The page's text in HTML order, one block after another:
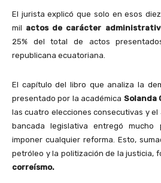
El jurista explicó que solo en esos
mil actos de carácter
25% del total de actos
republicana ecuatoriana.
El capítulo del libro que analiza la
presentado por la académica Solanda
las cuatro elecciones consecutivas y el
bancada legislativa entregó mucho
imponer cualquier reforma. Esto,
petróleo y la politización de la justicia,
correísmo.